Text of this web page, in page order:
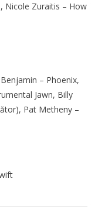
Nicole Zuraitis – How
– Phoenix,
Jawn, Billy
Pat Metheny –